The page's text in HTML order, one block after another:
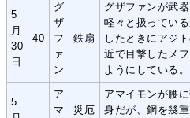
5
月
30
日
40
グ
ザ
フ
ァ
ン
鉄扇
グザファンが武
軽々と扱ってい
したときにアジ
近で目撃したメ
ようにしている。
5
ア
マ
災厄
アマイモンが腰
身だが、鋼を幾